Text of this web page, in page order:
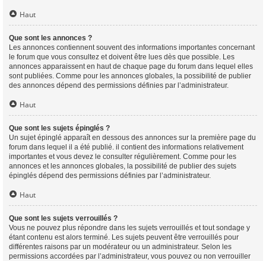
Haut
Que sont les annonces ?
Les annonces contiennent souvent des informations importantes concernant
le forum que vous consultez et doivent être lues dès que possible. Les
annonces apparaissent en haut de chaque page du forum dans lequel elles
sont publiées. Comme pour les annonces globales, la possibilité de publier
des annonces dépend des permissions définies par l’administrateur.
Haut
Que sont les sujets épinglés ?
Un sujet épinglé apparaît en dessous des annonces sur la première page du
forum dans lequel il a été publié. il contient des informations relativement
importantes et vous devez le consulter régulièrement. Comme pour les
annonces et les annonces globales, la possibilité de publier des sujets
épinglés dépend des permissions définies par l’administrateur.
Haut
Que sont les sujets verrouillés ?
Vous ne pouvez plus répondre dans les sujets verrouillés et tout sondage y
étant contenu est alors terminé. Les sujets peuvent être verrouillés pour
différentes raisons par un modérateur ou un administrateur. Selon les
permissions accordées par l’administrateur, vous pouvez ou non verrouiller